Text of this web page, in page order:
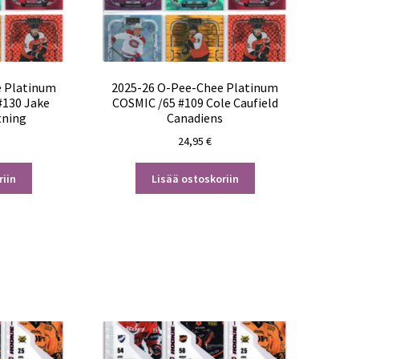
Platinum
Jake
2025-26 O-Pee-Chee Platinum
COSMIC /65 #109 Cole Caufield
Canadiens
24,95€
Lisää ostoskoriin